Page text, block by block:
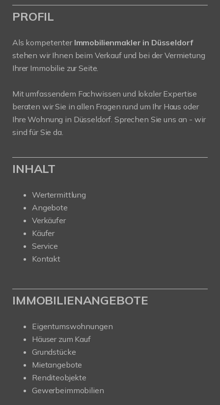
PROFIL
Als kompetenter Immobilienmakler in Düsseldorf
stehen wir Ihnen beim Verkauf und bei der Vermietung
Ihrer Immobilie zur Seite.
Mit umfassendem Fachwissen und lokaler Expertise
beraten wir Sie in allen Fragen rund um Ihr Haus oder
Ihre Wohnung in Düsseldorf. Sprechen Sie uns an - wir
sind für Sie da.
INHALT
Wertermittlung
Angebote
Verkäufer
Käufer
Service
Kontakt
IMMOBILIENANGEBOTE
Eigentumswohnungen
Häuser zum Kauf
Grundstücke
Mietangebote
Renditeobjekte
Gewerbeimmobilien